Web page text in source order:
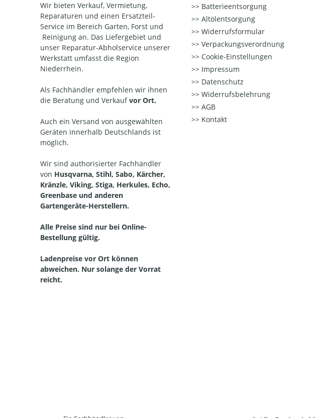
Wir bieten Verkauf, Vermietung,
Reparaturen und einen Ersatzteil-
Service im Bereich Garten, Forst und
Reinigung an. Das Liefergebiet und
unser Reparatur-Abholservice unserer
Werkstatt umfasst die Region
Niederrhein.
Als Fachhändler empfehlen wir ihnen
die Beratung und Verkaufvor Ort.
Auch ein Versand von ausgewählten
Geräten innerhalb Deutschlands ist
möglich.
Wir sind authorisierter Fachhändler
von Husqvarna, Stihl, Sabo, Kärcher,
Kränzle, Viking, Stiga, Herkules, Echo,
Greenbase und anderen
Gartengeräte-Herstellern.
Alle Preise sind nur bei Online-
Bestellung gültig.
Ladenpreise vor Ort können
abweichen. Nur solange der Vorrat
reicht.
Batterieentsorgung
Altölentsorgung
Widerrufsformular
Verpackungsverordnung
Cookie-Einstellungen
Impressum
Datenschutz
Widerrufsbelehrung
AGB
Kontakt